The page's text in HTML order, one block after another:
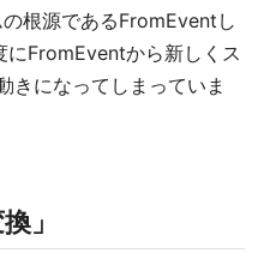
根源であるFromEventし
FromEventから新しくス
きになってしまっていま
」